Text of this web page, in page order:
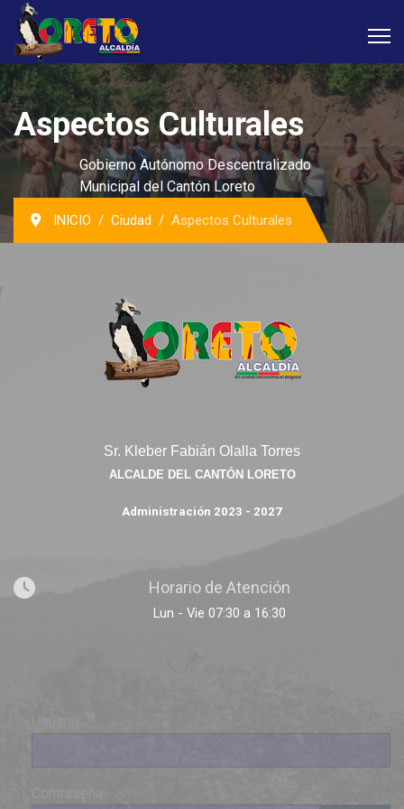
Aspectos Culturales
Gobierno Autónomo Descentralizado
Municipal del Cantón Loreto
INICIO Ciudad Aspectos Culturales
Sr. Kleber Fabián Olalla Torres
ALCALDE DEL CANTÓN LORETO
Administración 2023 - 2027
Horario de Atención
Lun - Vie 07:30 a 16:30